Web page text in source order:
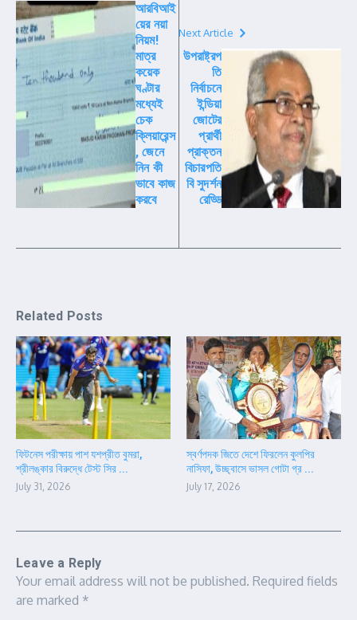
আরবিআই
য়ের নয়া
নিয়ম!
মাত্র
কয়েক
ঘণ্টার
মধ্যেই
চেক
ক্লিয়ারেন্স
, জেনে
নিন কী
ভাবে কাজ
করবে
Next Article
উপরাষ্ট্রপ
তি
নির্বাচনে
ইন্ডিয়া
জোটের
প্রার্থী
প্রাক্তন
বিচারপতি
বি সুদর্শন
রেড্ডি
Related Posts
ফিটনেস পরীক্ষায় পাশ যশপ্রীত বুমরা,
শ্রীলঙ্কার বিরুদ্ধে টেস্ট সির ...
July 31, 2026
স্বর্ণপদক জিতে দেশে ফিরলেন কুলপির
নাসিফা, উচ্ছ্বাসে ভাসল গোটা গ্র ...
July 17, 2026
Leave a Reply
Your email address will not be published. Required fields
are marked *